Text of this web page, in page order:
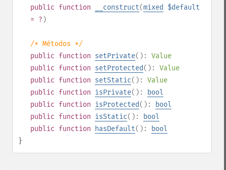
public function __construct(mixed
$default
= ? )
/* Métodos */
public function setPrivate(): Value
public function setProtected(): Value
public function setStatic(): Value
public function isPrivate():
bool
public function isProtected():
bool
public function isStatic():
bool
public function hasDefault():
bool
}